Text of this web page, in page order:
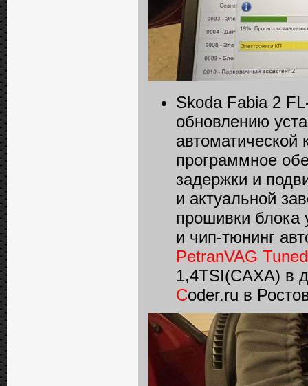
Skoda Fabia 2
обновлению
программное
задержки и
и актуальной
прошивки блока
и чип-тюнинг
PetranVAG Tuned
1,4TSI(CAXA) в
Coder.ru в